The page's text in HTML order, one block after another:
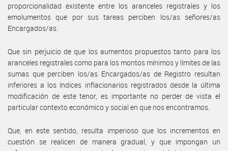
proporcionalidad existente entre los aranceles registrales y los
emolumentos que por sus tareas perciben los/as señores/as
Encargados/as.
Que sin perjuicio de que los aumentos propuestos tanto para los
aranceles registrales como para los montos mínimos y límites de las
sumas que perciben los/as Encargados/as de Registro resultan
inferiores a los índices inflacionarios registrados desde la última
modificación de este tenor, es importante no perder de vista el
particular contexto económico y social en que nos encontramos.
Que, en este sentido, resulta imperioso que los incrementos en
cuestión se realicen de manera gradual, y que impongan un